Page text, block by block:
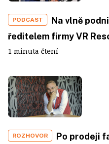
PODCAST
Na vlně
ředitelem firmy VR
1 minuta čtení
ROZHOVOR
Po prodeji